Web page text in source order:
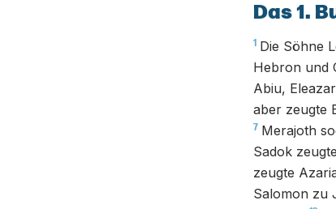
Das 1.
1 Die Söhne
Hebron und
Abiu,
aber zeugte
7 Merajoth
Sadok
zeugte
Salomon zu